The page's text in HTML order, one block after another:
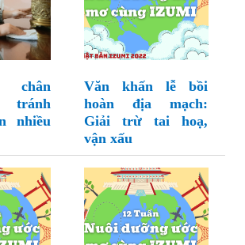
chân
tránh
nhiều
Văn khấn lễ bồi
hoàn địa mạch:
Giải trừ tai hoạ,
vận xấu